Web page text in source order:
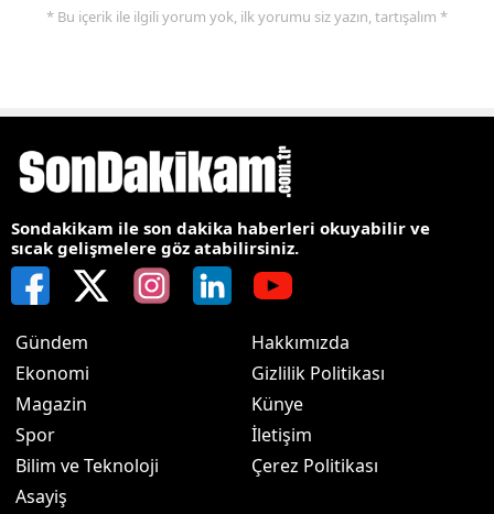
* Bu içerik ile ilgili yorum yok, ilk yorumu siz yazın, tartışalım *
Sondakikam ile son dakika haberleri okuyabilir ve
sıcak gelişmelere göz atabilirsiniz.
Gündem
Ekonomi
Magazin
Spor
Bilim ve Teknoloji
Asayiş
Hakkımızda
Gizlilik Politikası
Künye
İletişim
Çerez Politikası